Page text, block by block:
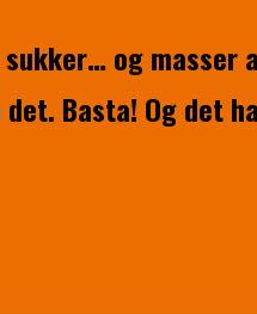
og masser
Basta! Og det